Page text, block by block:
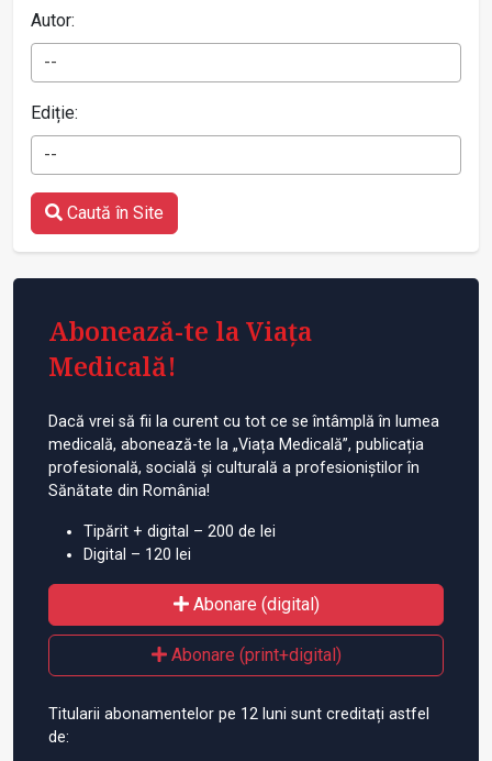
Autor:
--
Ediție:
--
Caută în Site
Abonează-te la Viața
Medicală!
Dacă vrei să fii la curent cu tot ce se întâmplă în lumea
medicală, abonează-te la „Viața Medicală”, publicația
profesională, socială și culturală a profesioniștilor în
Sănătate din România!
Tipărit + digital – 200 de lei
Digital – 120 lei
Abonare (digital)
Abonare (print+digital)
Titularii abonamentelor pe 12 luni sunt creditați astfel
de: